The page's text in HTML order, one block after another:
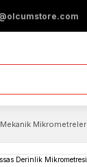
Mekanik Mikrometreler